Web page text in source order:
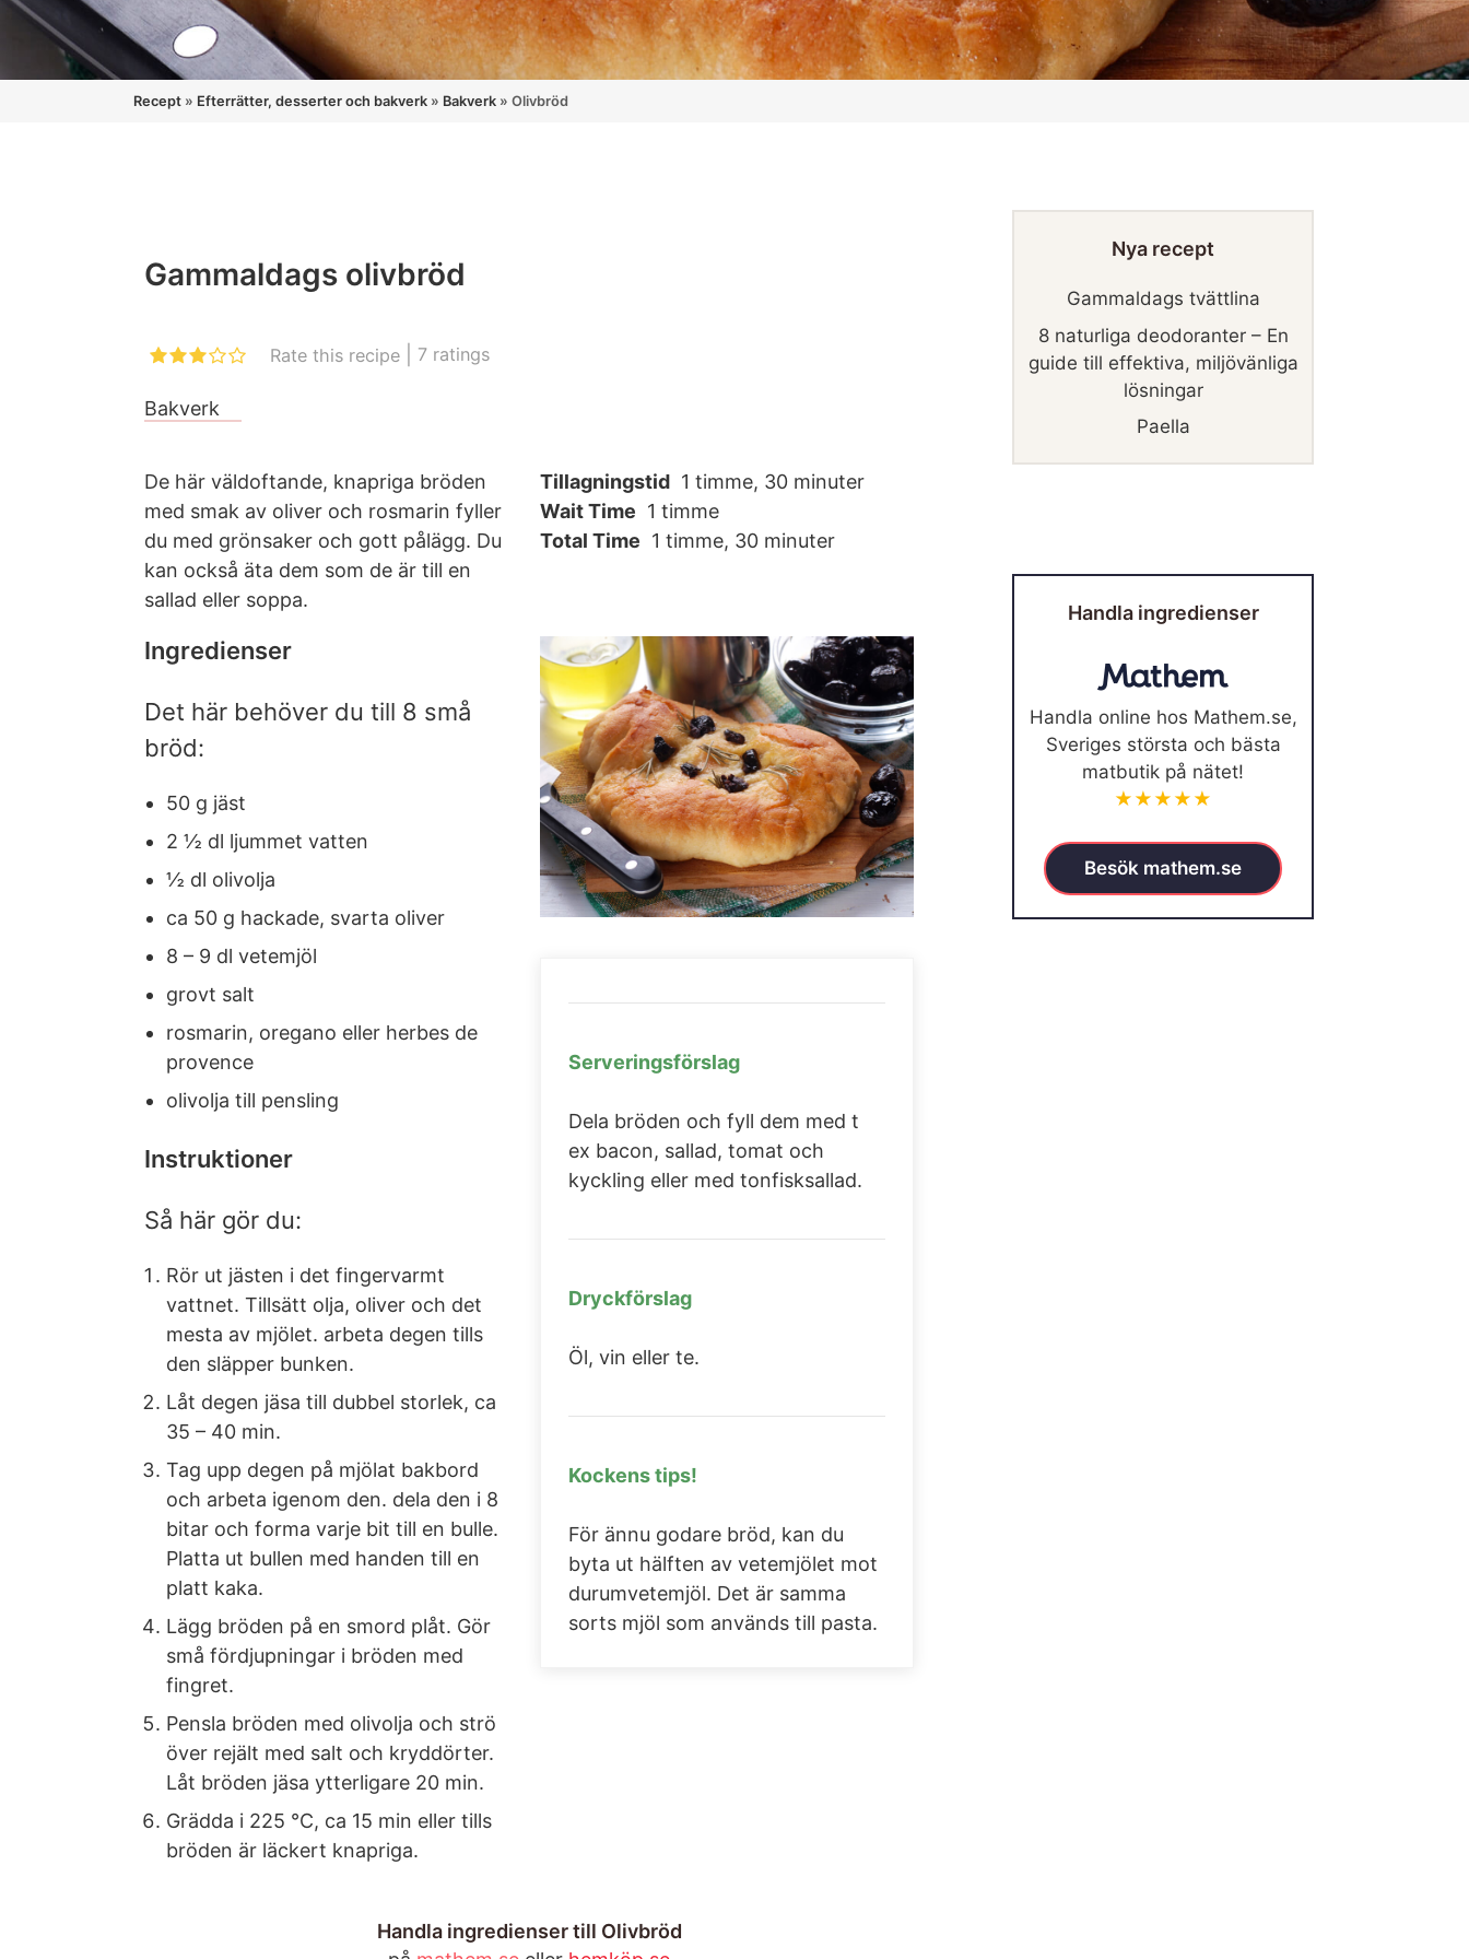
Recept » Efterrätter, desserter och bakverk » Bakverk » Olivbröd
Gammaldags olivbröd
Rate this recipe 7 ratings
Bakverk
De här väldoftande, knapriga bröden
med smak av oliver och rosmarin fyller
du med grönsaker och gott pålägg. Du
kan också äta dem som de är till en
sallad eller soppa.
Tillagningstid 1 timme, 30 minuter
Wait Time 1 timme
Total Time 1 timme, 30 minuter
Ingredienser
Det här behöver du till 8 små
bröd:
50 g jäst
2 ½ dl ljummet vatten
½ dl olivolja
ca 50 g hackade, svarta oliver
8 – 9 dl vetemjöl
grovt salt
rosmarin, oregano eller herbes de
provence
olivolja till pensling
Instruktioner
Så här gör du:
Rör ut jästen i det fingervarmt
vattnet. Tillsätt olja, oliver och det
mesta av mjölet. arbeta degen tills
den släpper bunken.
Låt degen jäsa till dubbel storlek, ca
35 – 40 min.
Tag upp degen på mjölat bakbord
och arbeta igenom den. dela den i 8
bitar och forma varje bit till en bulle.
Platta ut bullen med handen till en
platt kaka.
Lägg bröden på en smord plåt. Gör
små fördjupningar i bröden med
fingret.
Pensla bröden med olivolja och strö
över rejält med salt och kryddörter.
Låt bröden jäsa ytterligare 20 min.
Grädda i 225 °C, ca 15 min eller tills
bröden är läckert knapriga.
Serveringsförslag
Dela bröden och fyll dem med t
ex bacon, sallad, tomat och
kyckling eller med tonfisksallad.
Dryckförslag
Öl, vin eller te.
Kockens tips!
För ännu godare bröd, kan du
byta ut hälften av vetemjölet mot
durumvetemjöl. Det är samma
sorts mjöl som används till pasta.
Handla ingredienser till Olivbröd
Nya recept
Gammaldags tvättlina
8 naturliga deodoranter – En
guide till effektiva, miljövänliga
lösningar
Paella
Handla ingredienser
Handla online hos Mathem.se,
Sveriges största och bästa
matbutik på nätet!
★★★★★
Besök mathem.se